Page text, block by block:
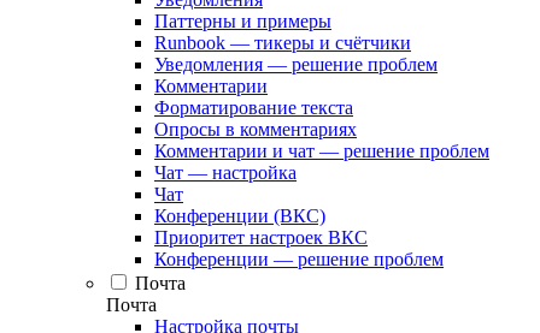
Паттерны и примеры
Runbook — тикеры и счётчики
Уведомления — решение проблем
Комментарии
Форматирование текста
Опросы в комментариях
Комментарии и чат — решение проблем
Чат — настройка
Чат
Конференции (ВКС)
Приоритет настроек ВКС
Конференции — решение проблем
Почта
Почта
Настройка почты